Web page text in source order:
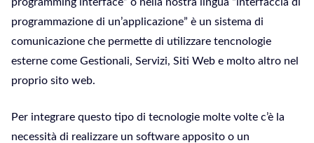
programmazione di un’applicazione” è un sistema di
comunicazione che permette di utilizzare tencnologie
esterne come Gestionali, Servizi, Siti Web e molto altro nel
proprio sito web.
Per integrare questo tipo di tecnologie molte volte c’è la
necessità di realizzare un software apposito o un